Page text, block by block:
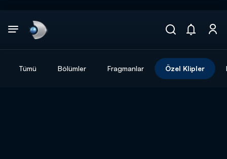
Tümü Bölümler Fragmanlar Özel Klipler